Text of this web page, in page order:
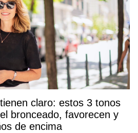
claro: estos 3 tonos
bronceado, favorecen y
de encima